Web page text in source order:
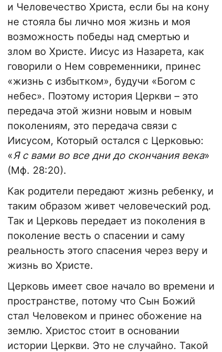
и Человечество Христа, если бы на кону
не стояла бы лично моя жизнь и моя
возможность победы над смертью и
злом во Христе. Иисус из Назарета, как
говорили о Нем современники, принес
«жизнь с избытком», будучи «Богом с
небес». Поэтому история Церкви – это
передача этой жизни новым и новым
поколениям, это передача связи с
Иисусом, Который остался с Церковью:
«Я с вами во все дни до скончания века»
(Мф. 28:20).
Как родители передают жизнь ребенку, и
таким образом живет человеческий род.
Так и Церковь передает из поколения в
поколение весть о спасении и саму
реальность этого спасения через веру и
жизнь во Христе.
Церковь имеет свое начало во времени и
пространстве, потому что Сын Божий
стал Человеком и принес обожение на
землю. Христос стоит в основании
истории Церкви. Это не случайно. Такой